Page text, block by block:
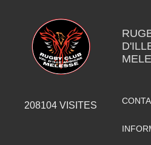
208104 VISITES